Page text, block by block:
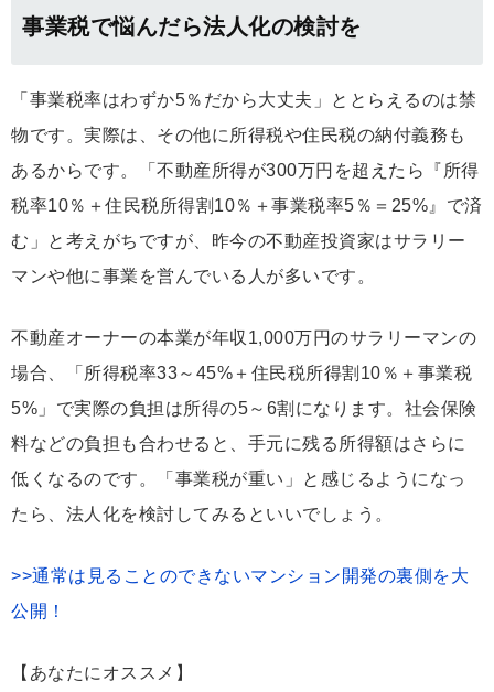
事業税で悩んだら法人化の検討を
「事業税率はわずか5％だから大丈夫」ととらえるのは禁
物です。実際は、その他に所得税や住民税の納付義務も
あるからです。「不動産所得が300万円を超えたら『所得
税率10％＋住民税所得割10％＋事業税率5％＝25%』で済
む」と考えがちですが、昨今の不動産投資家はサラリー
マンや他に事業を営んでいる人が多いです。
不動産オーナーの本業が年収1,000万円のサラリーマンの
場合、「所得税率33～45%＋住民税所得割10％＋事業税
5%」で実際の負担は所得の5～6割になります。社会保険
料などの負担も合わせると、手元に残る所得額はさらに
低くなるのです。「事業税が重い」と感じるようになっ
たら、法人化を検討してみるといいでしょう。
>>通常は見ることのできないマンション開発の裏側を大
公開！
【あなたにオススメ】